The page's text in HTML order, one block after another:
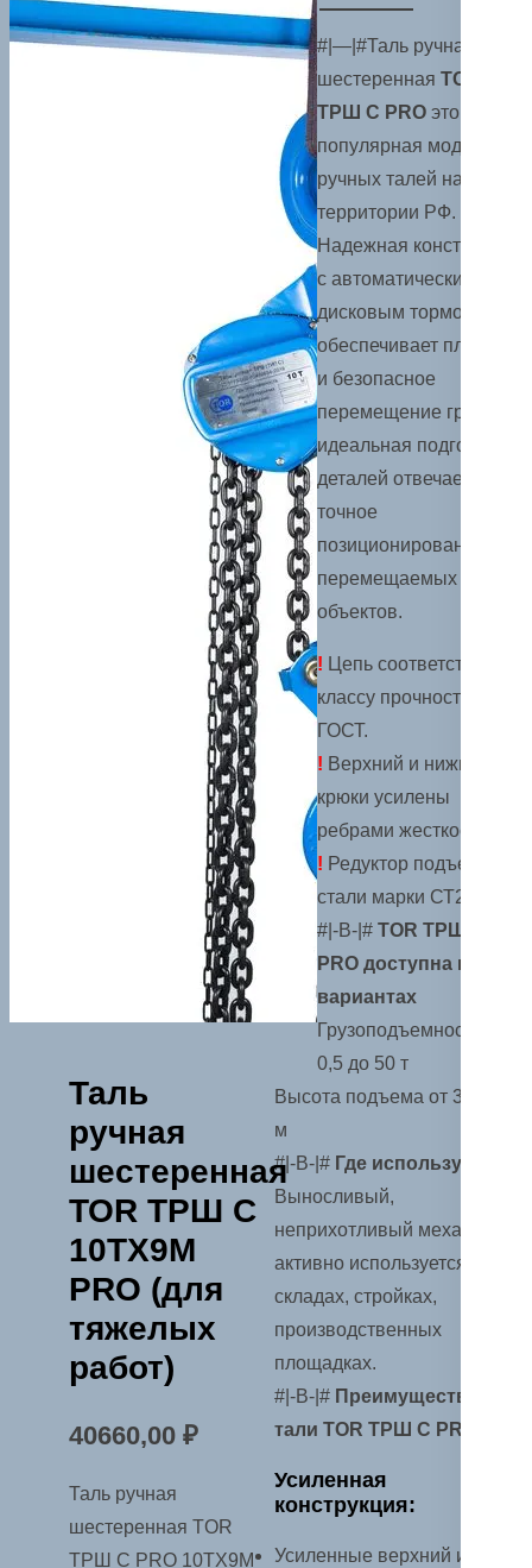
Таль
ручная
шестеренная
TOR ТРШ C
10ТХ9М
PRO (для
тяжелых
работ)
40660,00 ₽
Таль ручная
шестеренная TOR
ТРШ C PRO 10ТХ9М
#|—|#Таль ручная
шестереннаяTOR
ТРШ С PRO это самая
популярная модель
ручных талей на
территории РФ.
Надежная конструкция
с автоматическим
дисковым тормозом
обеспечивает плавное
и безопасное
перемещение грузов,
идеальная подгонка
деталей отвечает за
точное
позиционирование
перемещаемых
объектов.
! Цепь соответствует 8
классу прочности по
ГОСТ.
! Верхний и нижний
крюки усилены
ребрами жесткости.
! Редуктор подъема из
стали марки СТ20.
#|-B-|#TOR ТРШ С
PRO доступна в
вариантах
Грузоподъемность от
0,5 до 50 т
Высота подъема от 3 до 18
м
#|-B-|# Где используется?
Выносливый,
неприхотливый механизм
активно используется на
складах, стройках,
производственных
площадках.
#|-B-|# Преимущества
тали TOR ТРШ C PRO
Усиленная
конструкция:
Усиленные верхний и